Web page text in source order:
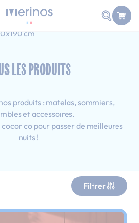
Faire
Adulte
cm
LES PRODUITS
produits : matelas, sommiers,
et accessoires.
cocorico pour passer de meilleures
nuits !
Filtrer